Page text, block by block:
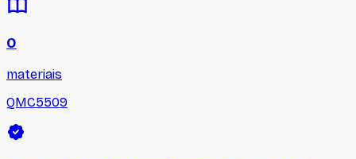
0
materiais
QMC5509